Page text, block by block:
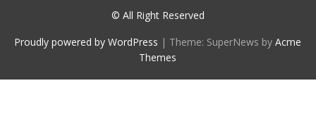
© All Right Reserved
Proudly powered by WordPress | Theme: SuperNews byAcme
Themes